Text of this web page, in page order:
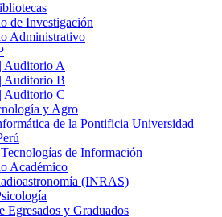
de Investigación
Administrativo
Auditorio A
Auditorio B
Auditorio C
y Agro
de la Pontificia Universidad
de Información
Académico
(INRAS)
Egresados y Graduados